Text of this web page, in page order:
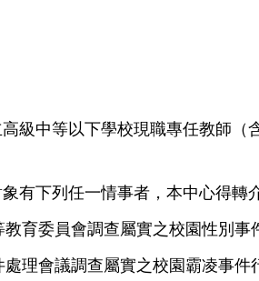
級中等以下學校現職專任教師
有下列任一情事者，本中心得轉
育委員會調查屬實之校園性別事
理會議調查屬實之校園霸凌事件